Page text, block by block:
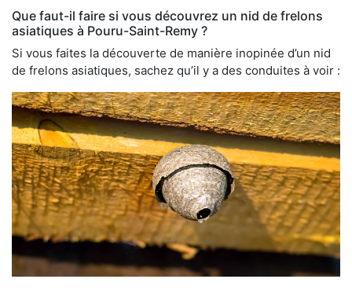
Que faut-il faire si vous découvrez un nid de frelons
asiatiques à Pouru-Saint-Remy ?
Si vous faites la découverte de manière inopinée d’un nid
de frelons asiatiques, sachez qu’il y a des conduites à voir :